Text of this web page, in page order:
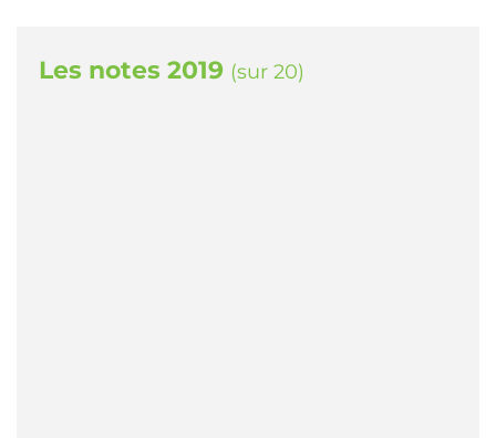
Les notes 2019 (sur 20)